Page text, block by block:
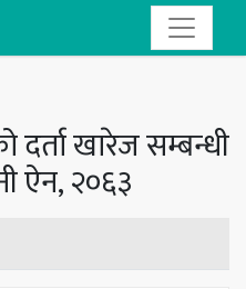
खारेज सम्बन्धी
ऐन, २०६३